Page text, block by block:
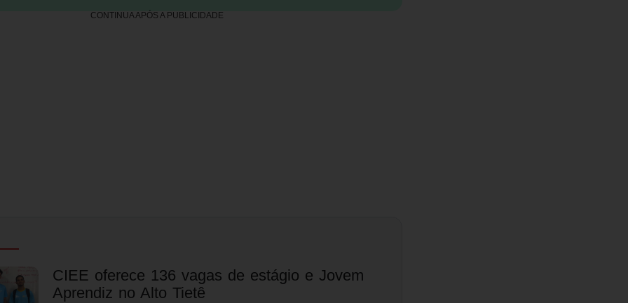
CONTINUA APÓS A PUBLICIDADE
CIEE oferece 136 vagas de estágio e Jovem
Aprendiz no Alto Tietê